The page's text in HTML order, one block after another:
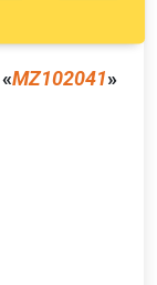
MZ102041»